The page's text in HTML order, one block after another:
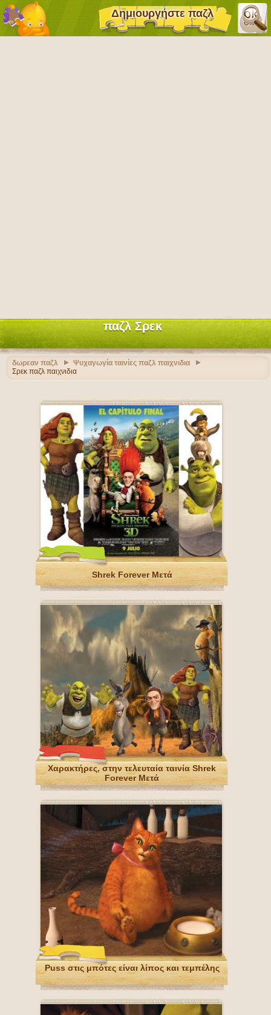
Δημιουργήστε παζλ
παζλ Σρεκ
δωρεαν παζλ
Ψυχαγωγία ταινίες παζλ παιχνιδια
Σρεκ παζλ παιχνιδια
Shrek Forever Μετά
Χαρακτήρες, στην τελευταία ταινία Shrek
Forever Μετά
Puss στις μπότες είναι λίπος και τεμπέλης